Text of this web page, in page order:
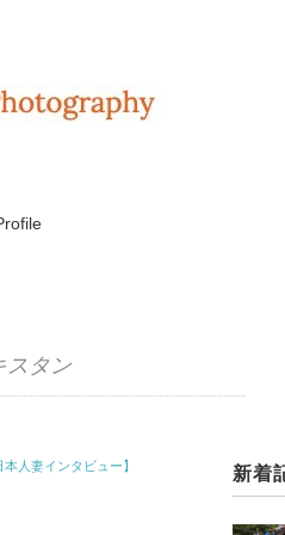
スタン
人妻インタビュー】 新着